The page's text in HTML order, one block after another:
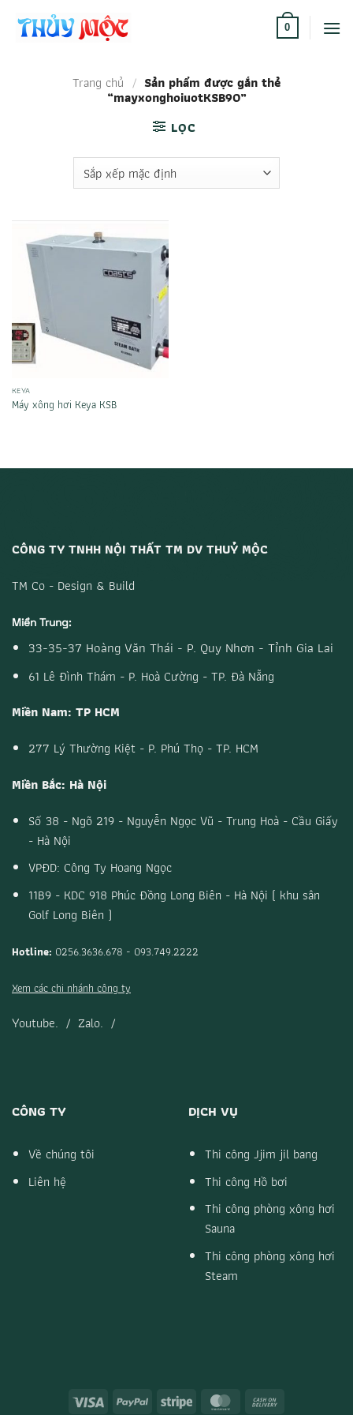
0
Trang chủ / Sản phẩm được gắn thẻ
“mayxonghoiuotKSB90”
LỌC
KEYA
Máy xông hơi Keya KSB
CÔNG TY TNHH NỘI THẤT TM DV THUỶ MỘC
TM Co - Design & Build
Miền Trung:
33-35-37 Hoàng Văn Thái - P. Quy Nhơn - Tỉnh Gia Lai
61 Lê Đình Thám - P. Hoà Cường - TP. Đà Nẵng
Miền Nam: TP HCM
277 Lý Thường Kiệt - P. Phú Thọ - TP. HCM
Miền Bắc: Hà Nội
Số 38 - Ngõ 219 - Nguyễn Ngọc Vũ - Trung Hoà - Cầu Giấy
- Hà Nội
VPĐD: Công Ty Hoang Ngọc
11B9 - KDC 918 Phúc Đồng Long Biên - Hà Nội ( khu sân
Golf Long Biên )
Hotline: 0256.3636.678 - 093.749.2222
Xem các chi nhánh công ty
Youtube. / Zalo. /
CÔNG TY
Về chúng tôi
Liên hệ
DỊCH VỤ
Thi công Jjim jil bang
Thi công Hồ bơi
Thi công phòng xông hơi
Sauna
Thi công phòng xông hơi
Steam
Visa PayPal Stripe MasterCard